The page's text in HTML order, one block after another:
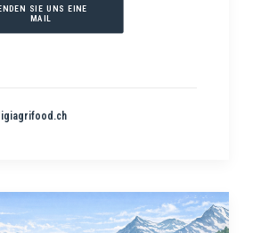
SIE UNS EINE
MAIL